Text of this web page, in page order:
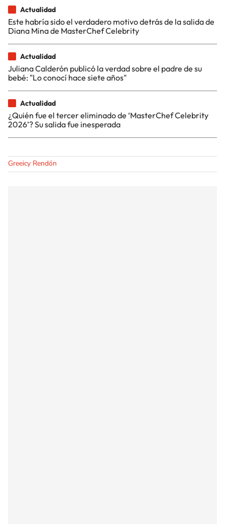
Actualidad
Este habría sido el verdadero motivo detrás de la salida de
Diana Mina de MasterChef Celebrity
Actualidad
Juliana Calderón publicó la verdad sobre el padre de su
bebé: "Lo conocí hace siete años"
Actualidad
¿Quién fue el tercer eliminado de ‘MasterChef Celebrity
2026’? Su salida fue inesperada
Greeicy Rendón